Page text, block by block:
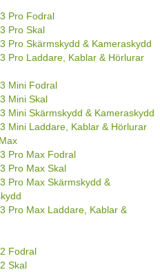
Pro Fodral
Pro Skal
Pro Skärmskydd & Kameraskydd
Pro Laddare, Kablar & Hörlurar
Mini Fodral
Mini Skal
Mini Skärmskydd & Kameraskydd
Mini Laddare, Kablar & Hörlurar
Pro Max Fodral
Pro Max Skal
Pro Max Skärmskydd &
Pro Max Laddare, Kablar &
Fodral
Skal